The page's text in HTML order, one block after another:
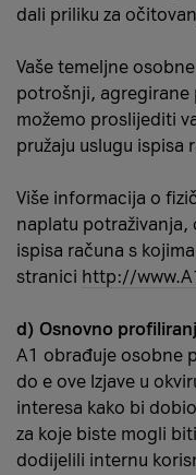
dali priliku za
Vaše temeljne
potrošnji, agregirane
možemo proslijediti
pružaju uslugu ispisa
Više informacija o
naplatu potraživanja,
ispisa računa s
stranici http://
d) Osnovno
A1 obrađuje osobne
do e ove Izjave u
interesa kako bi
za koje biste mogli
dodijelili internu